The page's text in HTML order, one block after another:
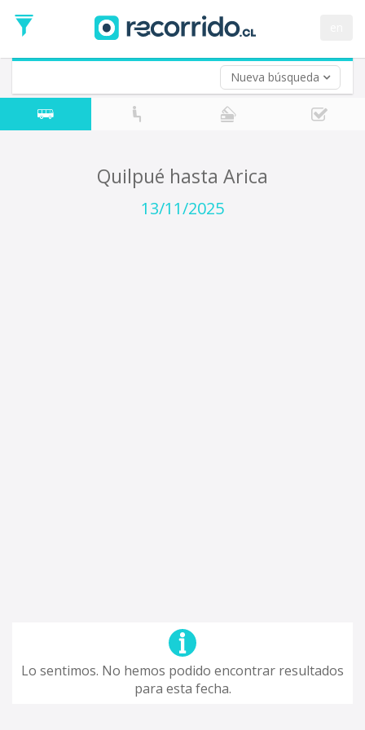
Nueva búsqueda
de
Ida
Vuelta (opcional)
Fecha
de
Quilpué hasta Arica
13/11/2025
Lo sentimos. No hemos podido encontrar resultados
para esta fecha.